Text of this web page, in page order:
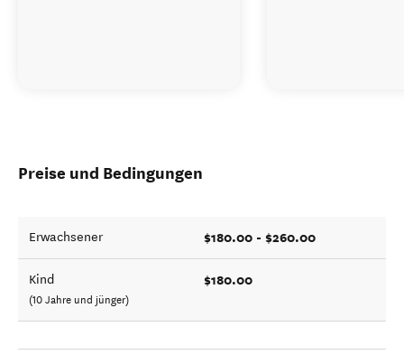
Preise und Bedingungen
Erwachsener $180.00 - $260.00
Kind
(10 Jahre und jünger)
$180.00